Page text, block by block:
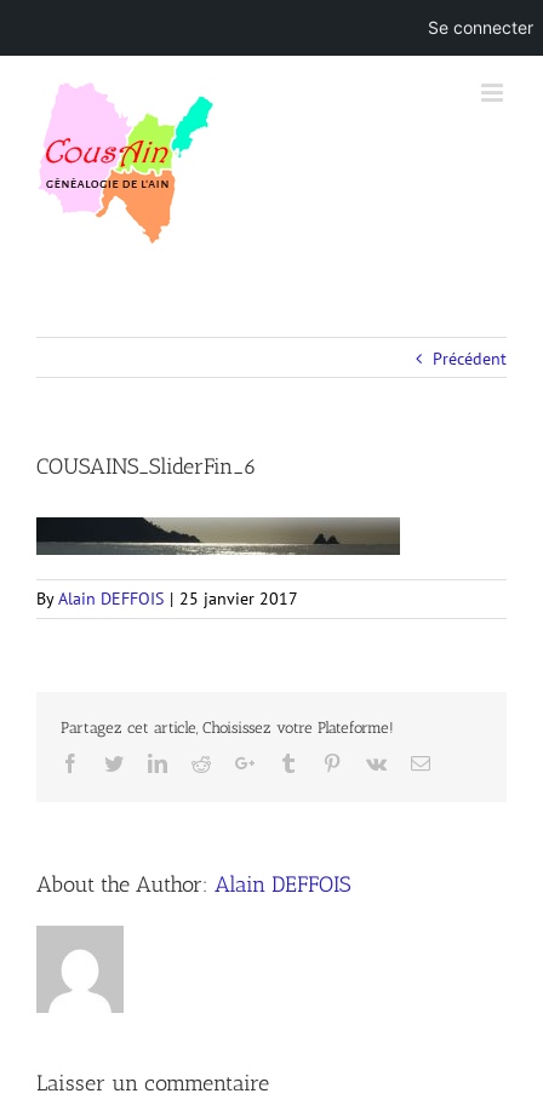
content
Précédent
COUSAINS_SliderFin_6
ByAlain DEFFOIS | 25 janvier 2017
Partagez cet article, Choisissez votre Plateforme!
Facebook
TwitterLinkedIn
RedditGoogle+Tumblr Pinterest
Vk Email
About the Author: Alain DEFFOIS
Laisser un commentaire
Se connecter